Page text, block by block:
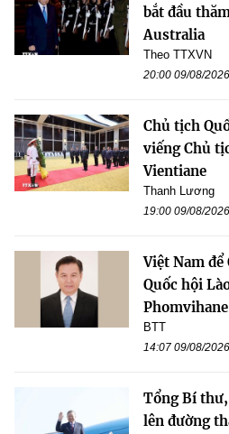
bắt đầu
Australia
Theo TTXVN
20:00 09/08/2026
Chủ tịch
viếng Chủ
Vientiane
Thanh Lương
19:00 09/08/2026
Việt Nam
Quốc hội
BTT
14:07 09/08/2026
Tổng Bí
lên đường